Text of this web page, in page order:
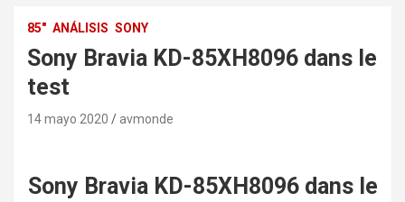
85" ANÁLISIS SONY
Sony Bravia KD-85XH8096 dans le
test
14 mayo 2020 avmonde
Sony Bravia KD-85XH8096 dans le